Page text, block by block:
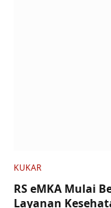
KUKAR
RS eMKA Mulai
Layanan